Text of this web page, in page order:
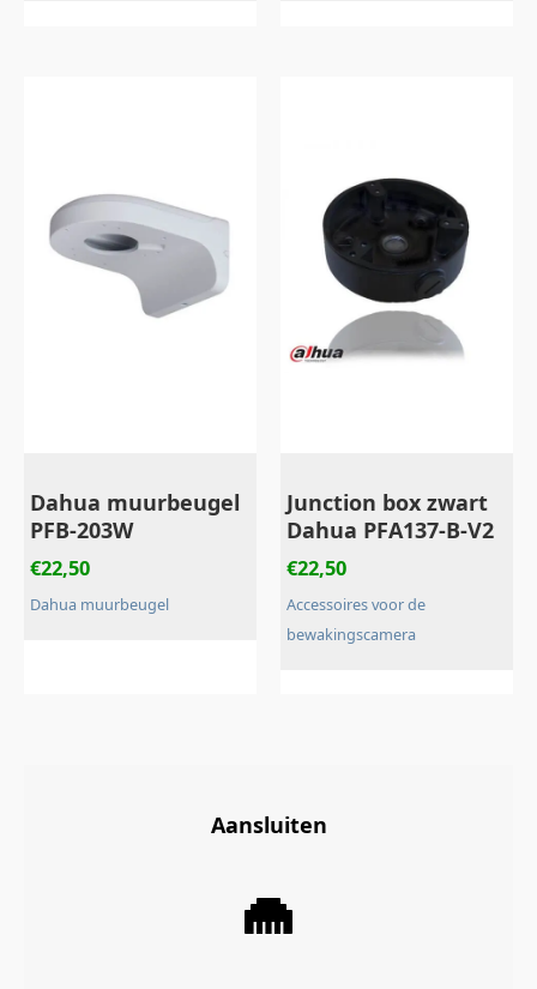
Dahua muurbeugel
PFB-203W
€22,50
Dahua muurbeugel
Junction box zwart
Dahua PFA137-B-V2
€22,50
Accessoires voor de
bewakingscamera
Aansluiten